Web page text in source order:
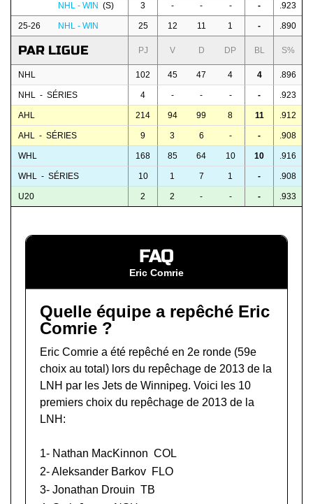
NHL - WIN (S) 3 - - - - .923
25-26 NHL - WIN 25 12 11 1 - .890
PAR LIGUE PJ V D DP BL S%
NHL 102 45 47 4 4 .896
NHL - SÉRIES 4 - - - - .923
AHL 214 94 99 8 11 .912
AHL - SÉRIES 9 3 6 - - .908
WHL 168 85 64 10 10 .916
WHL - SÉRIES 10 1 7 1 - .908
U20 2 2 - - - .933
FAQ
Eric Comrie
Quelle équipe a repêché Eric
Comrie ?
Eric Comrie a été repêché en 2e ronde (59e
choix au total) lors du repêchage de 2013 de la
LNH par les Jets de Winnipeg. Voici les 10
premiers choix du repêchage de 2013 de la
LNH:
1- Nathan MacKinnon COL
2-Aleksander Barkov FLO
3- Jonathan Drouin TB